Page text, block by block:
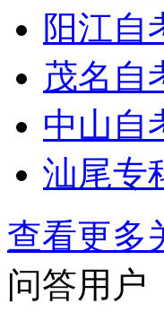
阳江自
茂名自
中山自
汕尾专
查看更多
问答用户